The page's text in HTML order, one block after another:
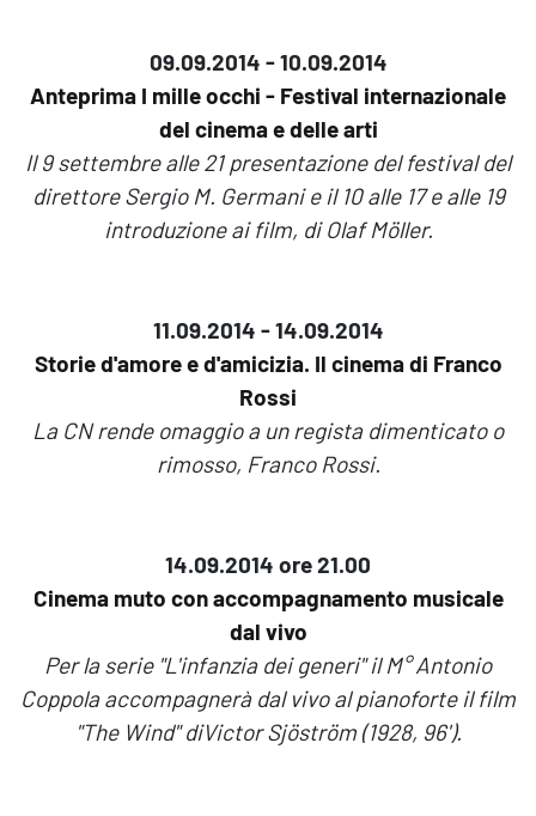
09.09.2014 - 10.09.2014
Anteprima I mille occhi - Festival internazionale
del cinema e delle arti
Il 9 settembre alle 21 presentazione del festival del
direttore Sergio M. Germani e il 10 alle 17 e alle 19
introduzione ai film, di Olaf Möller.
11.09.2014 - 14.09.2014
Storie d'amore e d'amicizia. Il cinema di Franco
Rossi
La CN rende omaggio a un regista dimenticato o
rimosso, Franco Rossi.
14.09.2014 ore 21.00
Cinema muto con accompagnamento musicale
dal vivo
Per la serie "L'infanzia dei generi" il M° Antonio
Coppola accompagnerà dal vivo al pianoforte il film
"The Wind" diVictor Sjöström (1928, 96').